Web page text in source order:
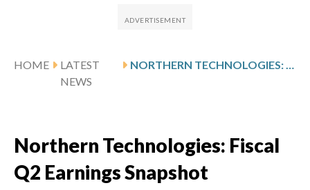
HOME
LATEST
NEWS
NORTHERN TECHNOLOGIES: FISCAL Q2 EARNINGS SNAPSHOT
Northern Technologies: Fiscal
Q2 Earnings Snapshot